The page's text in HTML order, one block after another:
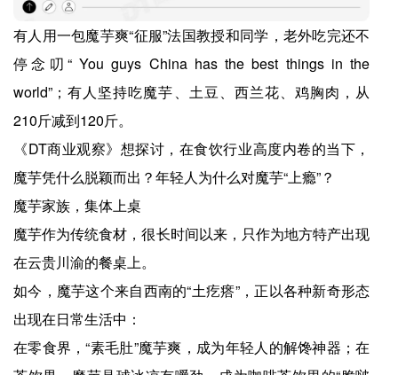
有人用一包魔芋爽“征服”法国教授和同学，老外吃完还不
停念叨“ You guys China has the best things in the
world”；有人坚持吃魔芋、土豆、西兰花、鸡胸肉，从
210斤减到120斤。
《DT商业观察》想探讨，在食饮行业高度内卷的当下，
魔芋凭什么脱颖而出？年轻人为什么对魔芋“上瘾”？
魔芋家族，集体上桌
魔芋作为传统食材，很长时间以来，只作为地方特产出现
在云贵川渝的餐桌上。
如今，魔芋这个来自西南的“土疙瘩”，正以各种新奇形态
出现在日常生活中：
在零食界，“素毛肚”魔芋爽，成为年轻人的解馋神器；在